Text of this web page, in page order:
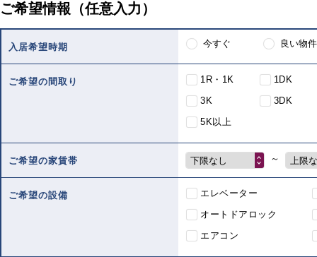
ご希望情報（任意入力）
入居希望時期 今すぐ 良い物
ご希望の間取り 1R・1K
1DK
3K
3DK
5K以上
ご希望の家賃帯 下限なし ～ 上限
ご希望の設備
エレベーター
オートドアロック
エアコン